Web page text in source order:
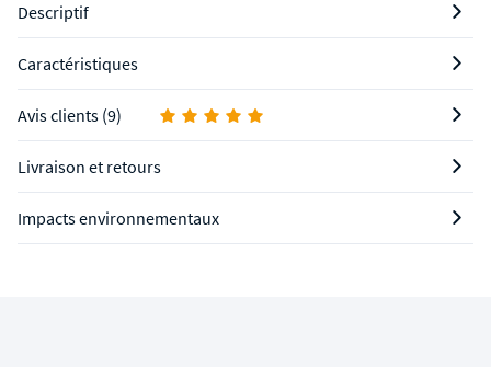
Descriptif
Caractéristiques
Avis clients (9)
Livraison et retours
Impacts environnementaux